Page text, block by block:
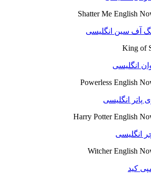
Shatter Me English
آف سین انگلیسی
King of
انگلیسی
Powerless English
پاتر انگلیسی
Harry Potter English
انگلیسی
Witcher English
کید